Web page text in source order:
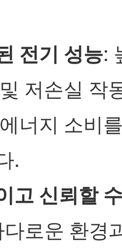
전기 성능:
저손실 작
너지 소비
.
고 신뢰할
다로운 환경